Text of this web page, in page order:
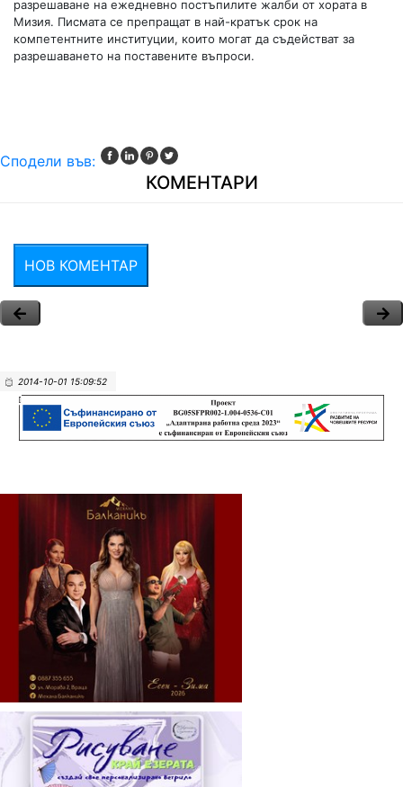
разрешаване на ежедневно постъпилите жалби от хората в
Мизия. Писмата се препращат в най-кратък срок на
компетентните институции, които могат да съдействат за
разрешаването на поставените въпроси.
Сподели във:
КОМЕНТАРИ
НОВ КОМЕНТАР
2014-10-01 15:09:52